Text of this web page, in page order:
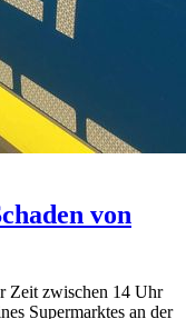
von
Zeit zwischen 14 Uhr
Supermarktes an der